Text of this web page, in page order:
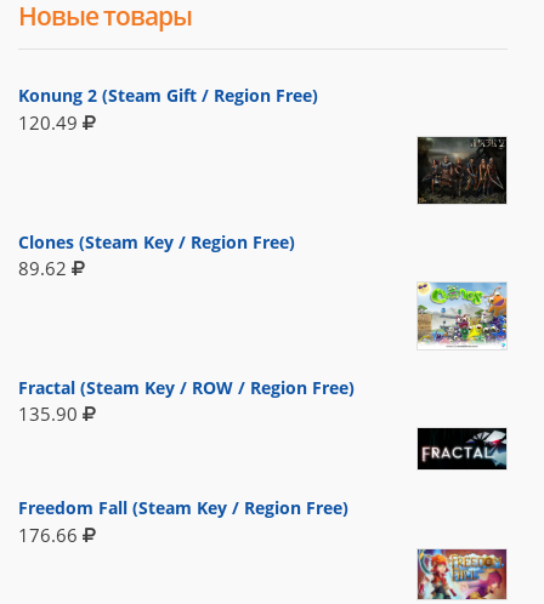
Новые товары
Konung 2 (Steam Gift / Region Free)
120.49
Clones (Steam Key / Region Free)
89.62
Fractal (Steam Key / ROW / Region Free)
135.90
Freedom Fall (Steam Key / Region Free)
176.66